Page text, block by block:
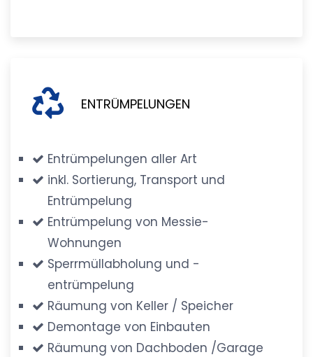
ENTRÜMPELUNGEN
Entrümpelungen aller Art
inkl. Sortierung, Transport und
Entrümpelung
Entrümpelung von Messie-
Wohnungen
Sperrmüllabholung und -
entrümpelung
Räumung von Keller / Speicher
Demontage von Einbauten
Räumung von Dachboden /Garage